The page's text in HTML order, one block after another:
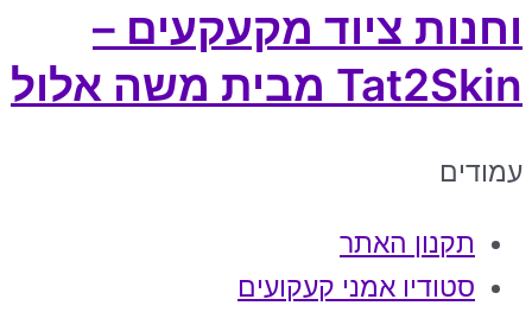
וחנות ציוד מקעקעים –
Tat2Skin מבית משה אלול
עמודים
תקנון האתר
סטודיו אמני קעקועים